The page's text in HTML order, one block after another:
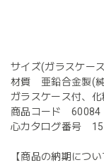
サイズ(ガラスケー
材質 亜鉛合金製(
ガラスケース付、化
商品コード 60084
心カタログ番号
【商品の納期につい